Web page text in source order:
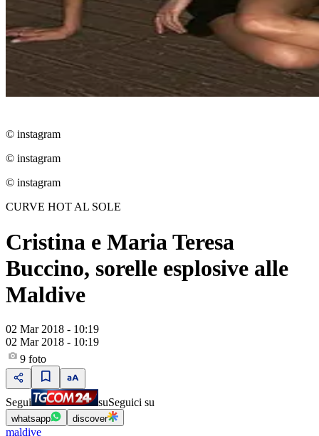
© instagram
© instagram
© instagram
CURVE HOT AL SOLE
Cristina e Maria Teresa
Buccino, sorelle esplosive alle
Maldive
02 Mar 2018 - 10:19
02 Mar 2018 - 10:19
9 foto
Segui suSeguici su
whatsapp discover
maldive